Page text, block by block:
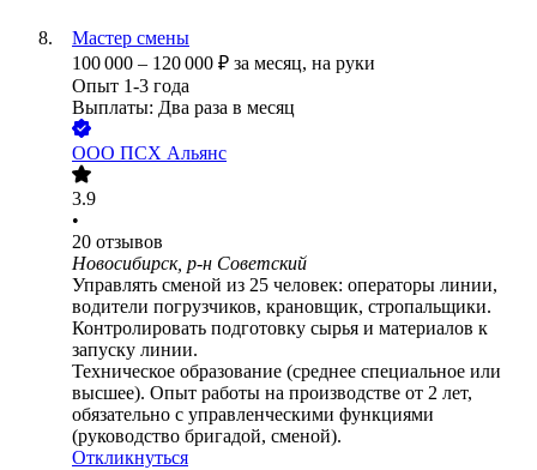
Мастер смены
100 000 – 120 000 ₽ за месяц, на руки
Опыт 1-3 года
Выплаты: Два раза в месяц
ООО ПСХ Альянс
3.9
•
20 отзывов
Новосибирск, р-н Советский
Управлять сменой из 25 человек: операторы линии,
водители погрузчиков, крановщик, стропальщики.
Контролировать подготовку сырья и материалов к
запуску линии.
Техническое образование (среднее специальное или
высшее). Опыт работы на производстве от 2 лет,
обязательно с управленческими функциями
(руководство бригадой, сменой).
Откликнуться